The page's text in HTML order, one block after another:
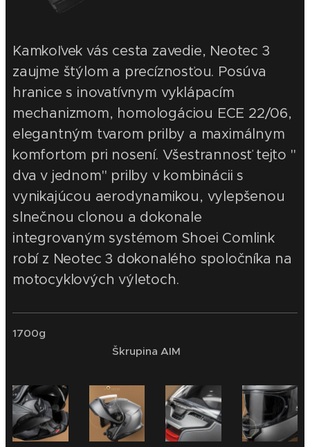
Kamkoľvek vás cesta zavedie, Neotec 3
zaujme štýlom a precíznosťou. Posúva
hranice s inovatívnym vyklápacím
mechanizmom, homologáciou ECE 22/06,
elegantným tvarom prilby a maximálnym
komfortom pri nosení. Všestrannosť tejto "
dva v jednom" prilby v kombinácii s
vynikajúcou aerodynamikou, vylepšenou
slnečnou clonou a dokonale
integrovaným systémom Shoei Comlink
robí z Neotec 3 dokonalého spoločníka na
motocyklových výletoch.
1700g
Škrupina AIM